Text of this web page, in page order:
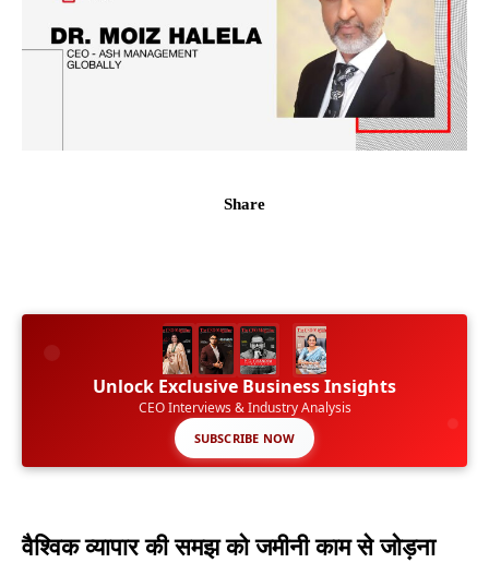
Share
Unlock Exclusive Business Insights
CEO Interviews & Industry Analysis
SUBSCRIBE NOW
वैश्विक व्यापार की समझ को जमीनी काम से जोड़ना